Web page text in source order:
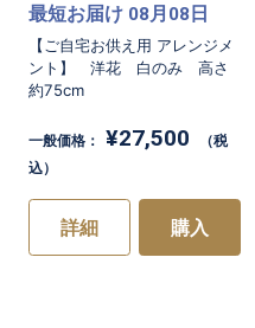
[商品コード]WP15
【ご自宅お供え用 アレンジメ
ント】 洋花 白のみ 高さ
約75cm
最短お届け 08 月 08 日
一般価格： ¥27,500
（税
込）
詳細 購入